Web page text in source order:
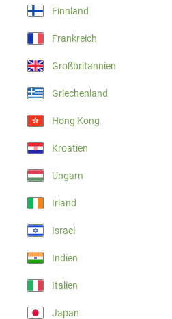
Finnland
Frankreich
Großbritannien
Griechenland
Hong Kong
Kroatien
Ungarn
Irland
Israel
Indien
Italien
Japan